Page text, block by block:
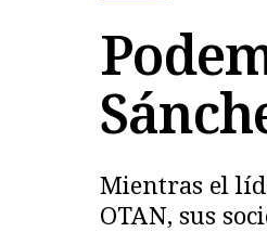
Mientras el
OTAN, sus